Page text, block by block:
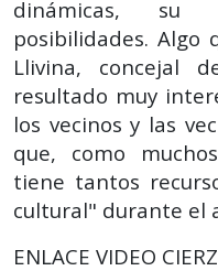
dinámicas, su
posibilidades. Algo
Llivina, concejal
resultado muy
los vecinos y las
que, como
tiene tantos
cultural" durante el
ENLACE VIDEO